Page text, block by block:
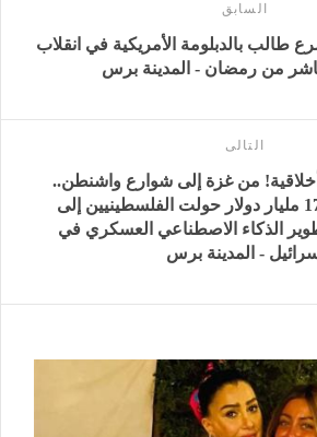
السابق
طالب بالدبلومة الأمريكية في انقلاب
من رمضان - المدينة برس
التالى
من غزة إلى شوارع واشنطن..
تقرير أمريكي: 174 مليار دولار حولت الفلسطينيين إلى
الذكاء الاصطناعي العسكري في
- المدينة برس